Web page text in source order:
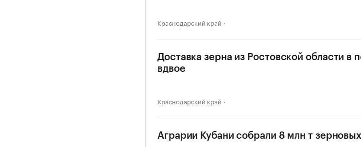
Краснодарский край
Доставка зерна из Ростовской области в
вдвое
Краснодарский край
Аграрии Кубани собрали 8 млн т зерновых